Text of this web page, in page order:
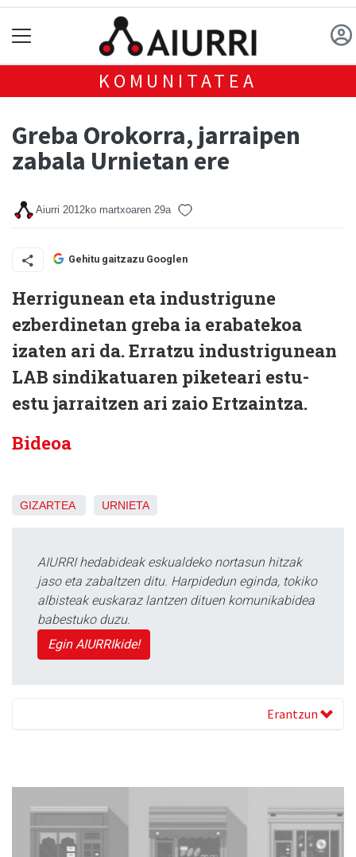
KOMUNITATEA
Greba Orokorra, jarraipen
zabala Urnietan ere
Aiurri 2012ko martxoaren 29a
Gehitu gaitzazu Googlen
Herrigunean eta industrigune
ezberdinetan greba ia erabatekoa
izaten ari da. Erratzu industrigunean
LAB sindikatuaren piketeari estu-
estu jarraitzen ari zaio Ertzaintza.
Bideoa
GIZARTEA URNIETA
AIURRI hedabideak eskualdeko nortasun hitzak
jaso eta zabaltzen ditu. Harpidedun eginda, tokiko
albisteak euskaraz lantzen dituen komunikabidea
babestuko duzu.
Egin AIURRIkide!
Erantzun